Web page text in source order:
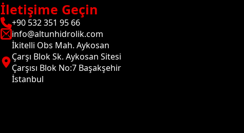
İletişime Geçin
+90 532 351 95 66
info@altunhidrolik.com
İkitelli Obs Mah. Aykosan
Çarşı Blok Sk. Aykosan Sitesi
Çarşısı Blok No:7 Başakşehir
İstanbul